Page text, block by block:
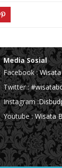
Media Sosial
Facebook :
Twitter :
Instagram :
Youtube :Wisata